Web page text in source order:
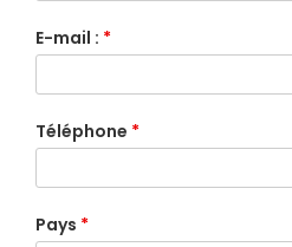
E-mail : *
Téléphone *
Pays *